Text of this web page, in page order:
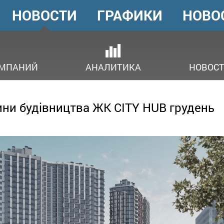
ГОЛОВНЕ
МЕНЮ
НОВОСТИ
АНАЛИТИКА
ГРАФИКИ
будівництва ЖК CITY HUB грудень